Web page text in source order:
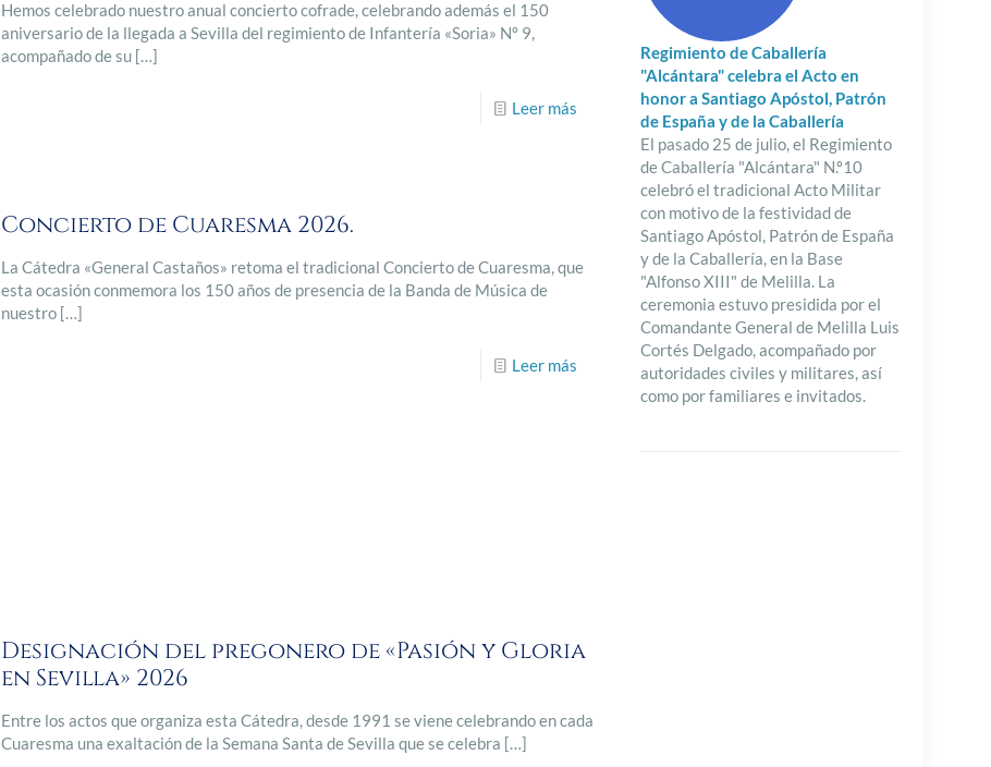
Hemos celebrado nuestro anual concierto cofrade, celebrando además el 150
aniversario de la llegada a Sevilla del regimiento de Infantería «Soria» Nº 9,
acompañado de su […]
Leer más
Concierto de Cuaresma 2026.
La Cátedra «General Castaños» retoma el tradicional Concierto de Cuaresma, que
esta ocasión conmemora los 150 años de presencia de la Banda de Música de
nuestro […]
Leer más
Designación del pregonero de «Pasión y Gloria
en Sevilla» 2026
Entre los actos que organiza esta Cátedra, desde 1991 se viene celebrando en cada
Cuaresma una exaltación de la Semana Santa de Sevilla que se celebra […]
Regimiento de Caballería
"Alcántara" celebra el Acto en
honor a Santiago Apóstol, Patrón
de España y de la Caballería
El pasado 25 de julio, el Regimiento
de Caballería "Alcántara" N.º10
celebró el tradicional Acto Militar
con motivo de la festividad de
Santiago Apóstol, Patrón de España
y de la Caballería, en la Base
"Alfonso XIII" de Melilla. La
ceremonia estuvo presidida por el
Comandante General de Melilla Luis
Cortés Delgado, acompañado por
autoridades civiles y militares, así
como por familiares e invitados.